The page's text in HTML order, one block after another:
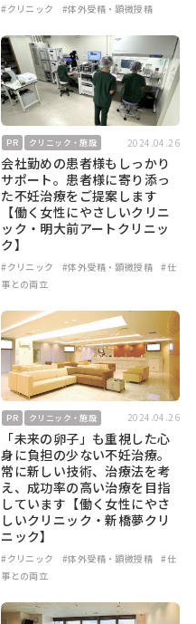
#クリニック #体外受精・顕微授精
PR クリニック・施設 2024.04.26
会社勤めの患者様もしっかり
サポート。患者様に寄り添っ
た不妊治療をご提案します
【働く女性にやさしいクリニ
ック・明大前アートクリニッ
ク】
#クリニック #体外受精・顕微授精
#仕
事との両立
PR クリニック・施設 2024.04.26
「未来の卵子」も重視した心
身に負担の少ない不妊治療。
常に新しい技術、治療法を考
え、成功率の高い治療を目指
しています【働く女性にやさ
しいクリニック・新橋夢クリ
ニック】
#クリニック #体外受精・顕微授精
#仕
事との両立